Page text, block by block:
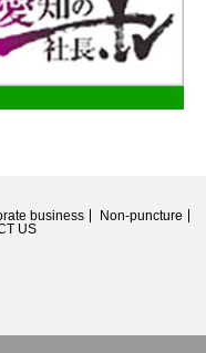
business
Non-puncture
US